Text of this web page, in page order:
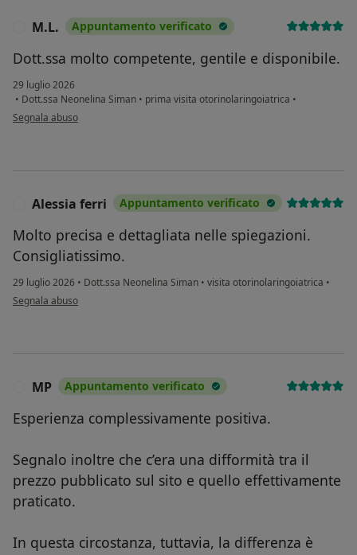
M.L. Appuntamento verificato
Dott.ssa molto competente, gentile e disponibile.
29 luglio 2026
• Dott.ssa Neonelina Siman • prima visita otorinolaringoiatrica •
secondo l'opinione dell'utente M.L.
Segnala abuso
Alessia ferri Appuntamento verificato
Molto precisa e dettagliata nelle spiegazioni.
Consigliatissimo.
29 luglio 2026 • Dott.ssa Neonelina Siman • visita otorinolaringoiatrica •
secondo l'opinione dell'utente Alessia ferri
Segnala abuso
MP Appuntamento verificato
Esperienza complessivamente positiva.
Segnalo inoltre che c’era una difformità tra il
prezzo pubblicato sul sito e quello effettivamente
praticato.
In questa circostanza, tuttavia, la differenza è